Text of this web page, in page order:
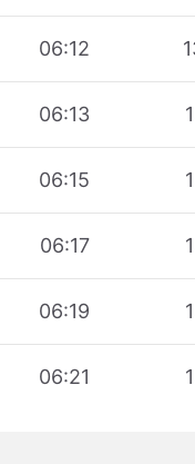
06:12
06:13
06:15
06:17
06:19
06:21